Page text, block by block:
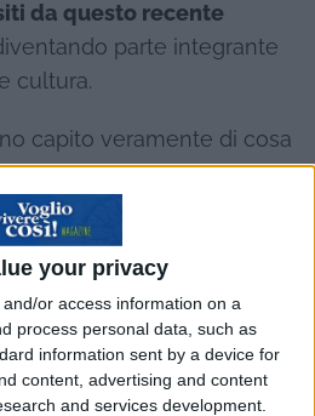
your privacy
or access information on a
process personal data, such as
information sent by a device for
content, advertising and content
and services development.
da questo recente
parte integrante
cultura.
capito veramente di cosa
compreso cosa sono
e come funzionano?
a spiegarlo
fuori di qualsiasi giudizio o
“parolacce”
esperti possono
questo fenomeno